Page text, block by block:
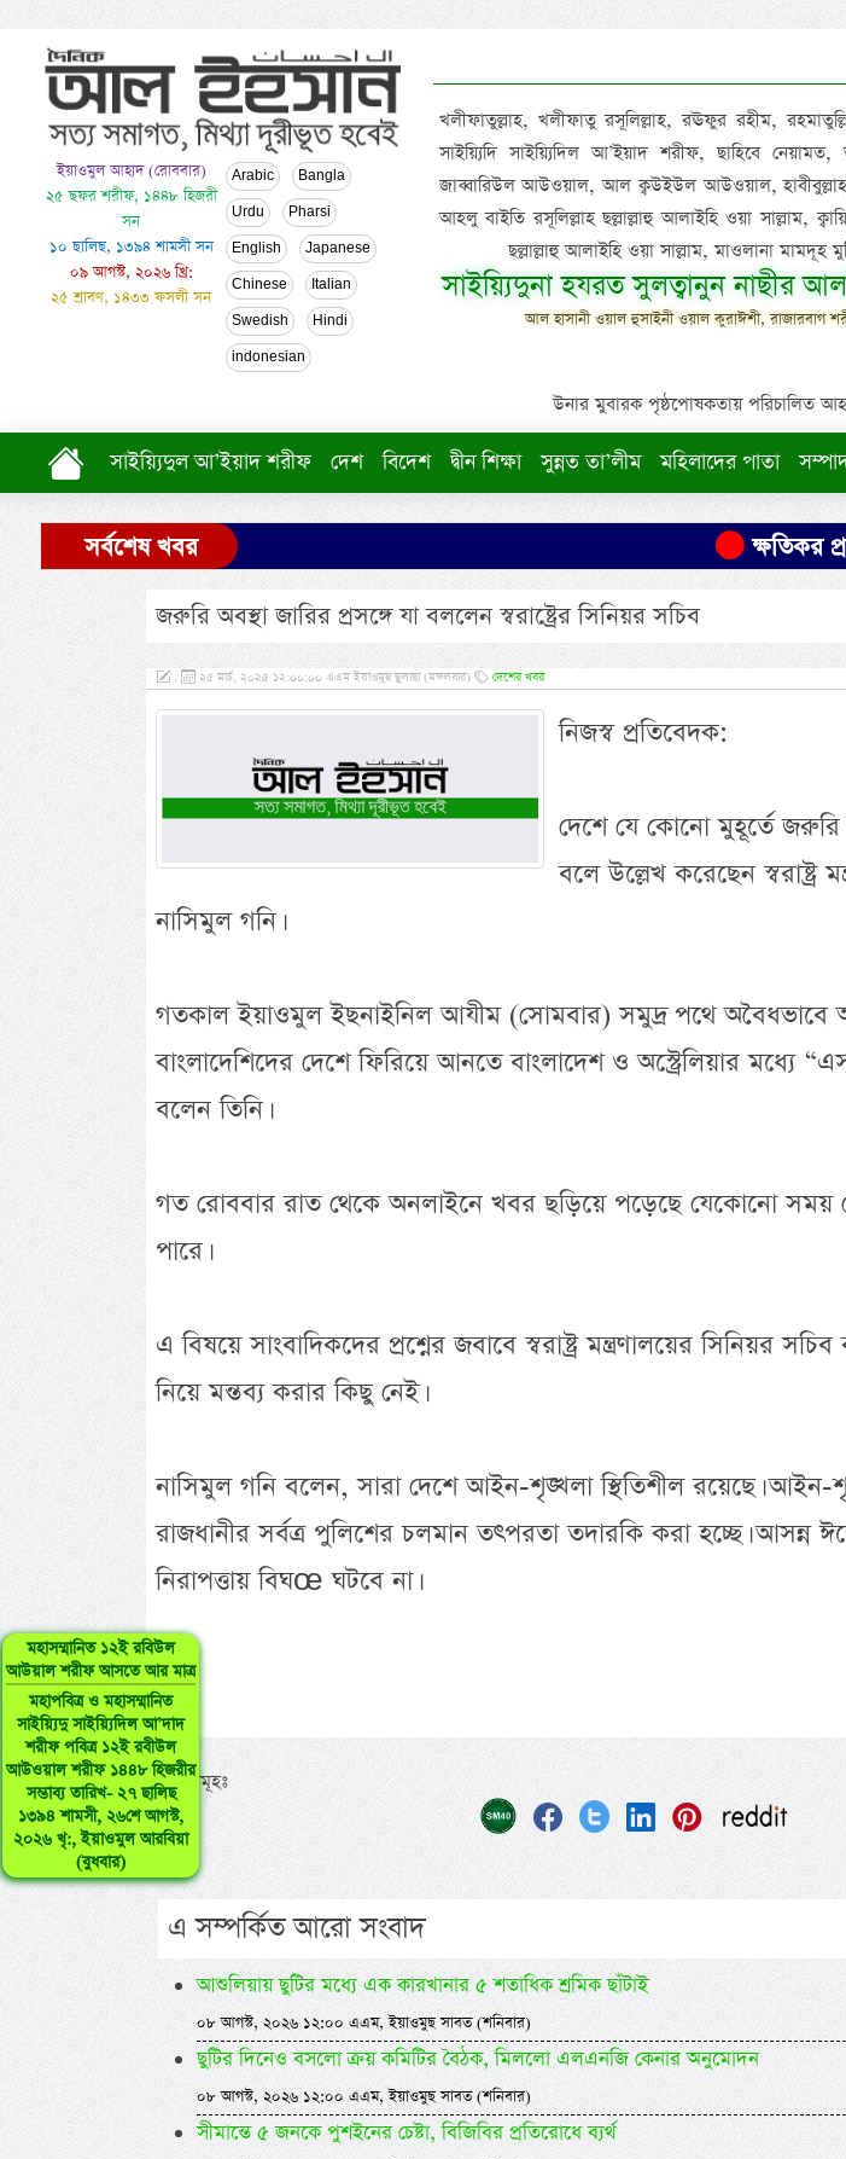
ইয়াওমুল আহাদ (রোববার)
২৫ ছফর শরীফ, ১৪৪৮ হিজরী
সন
১০ ছালিছ, ১৩৯৪ শামসী সন
০৯ আগস্ট, ২০২৬ খ্রি:
২৫ শ্রাবণ, ১৪৩৩ ফসলী সন
Arabic Bangla
Urdu Pharsi
English Japanese
Chinese Italian
Swedish Hindi
indonesian
খলীফাতুল্লাহ, খলীফাতু রসূলিল্লাহ, রঊফুর রহীম,
সাইয়্যিদি সাইয়্যিদিল আ’ইয়াদ শরীফ, ছাহিবে
জাব্বারিউল আউওয়াল, আল ক্বউইউল আউওয়াল, হাবীবুল্লাহ,
আহলু বাইতি রসূলিল্লাহ ছল্লাল্লাহু আলাইহি ওয়া সাল্লাম,
ছল্লাল্লাহু আলাইহি ওয়া সাল্লাম, মাওলানা মামদূহ
সাইয়্যিদুনা হযরত সুলত্বানুন নাছীর
আল হাসানী ওয়াল হুসাইনী ওয়াল কুরাঈশী, রাজারবাগ
উনার মুবারক পৃষ্ঠপোষকতায় পরিচালিত
সাইয়্যিদুল আ’ইয়াদ শরীফ দেশ বিদেশ দ্বীন শিক্ষা সুন্নত তা’লীম মহিলাদের পাতা
সর্বশেষ খবর ক্ষতিকর
মহাসম্মানিত ১২ই রবিউল
আউয়াল শরীফ আসতে আর মাত্র
মহাপবিত্র ও মহাসম্মানিত
সাইয়্যিদু সাইয়্যিদিল আ’দাদ
শরীফ পবিত্র ১২ই রবীউল
আউওয়াল শরীফ ১৪৪৮ হিজরীর
সম্ভাব্য তারিখ- ২৭ ছালিছ
১৩৯৪ শামসী, ২৬শে আগস্ট,
২০২৬ খৃ:, ইয়াওমুল আরবিয়া
(বুধবার)
জরুরি অবস্থা জারির প্রসঙ্গে যা বললেন স্বরাষ্ট্রের সিনিয়র সচিব
, ২৫ মার্চ, ২০২৫ ১২:০০:০০ এএম ইয়াওমুছ ছুলাছা (মঙ্গলবার) দেশের খবর
নিজস্ব প্রতিবেদক:
দেশে যে কোনো মুহূর্তে জরুরি
বলে উল্লেখ করেছেন স্বরাষ্ট্র
নাসিমুল গনি।
গতকাল ইয়াওমুল ইছনাইনিল আযীম (সোমবার) সমুদ্র পথে অবৈধভাবে
বাংলাদেশিদের দেশে ফিরিয়ে আনতে বাংলাদেশ ও অস্ট্রেলিয়ার মধ্যে
বলেন তিনি।
গত রোববার রাত থেকে অনলাইনে খবর ছড়িয়ে পড়েছে যেকোনো সময়
পারে।
এ বিষয়ে সাংবাদিকদের প্রশ্নের জবাবে স্বরাষ্ট্র মন্ত্রণালয়ের সিনিয়র
নিয়ে মন্তব্য করার কিছু নেই।
নাসিমুল গনি বলেন, সারা দেশে আইন-শৃঙ্খলা স্থিতিশীল রয়েছে। আইন-
রাজধানীর সর্বত্র পুলিশের চলমান তৎপরতা তদারকি করা হচ্ছে। আসন্ন
নিরাপত্তায় বিঘœ ঘটবে না।
ট্যাগসমূহঃ
এ সম্পর্কিত আরো সংবাদ
আশুলিয়ায় ছুটির মধ্যে এক কারখানার ৫ শতাধিক শ্রমিক ছাঁটাই
০৮ আগস্ট, ২০২৬ ১২:০০ এএম, ইয়াওমুছ সাবত (শনিবার)
ছুটির দিনেও বসলো ক্রয় কমিটির বৈঠক, মিললো এলএনজি কেনার অনুমোদন
০৮ আগস্ট, ২০২৬ ১২:০০ এএম, ইয়াওমুছ সাবত (শনিবার)
সীমান্তে ৫ জনকে পুশইনের চেষ্টা, বিজিবির প্রতিরোধে ব্যর্থ